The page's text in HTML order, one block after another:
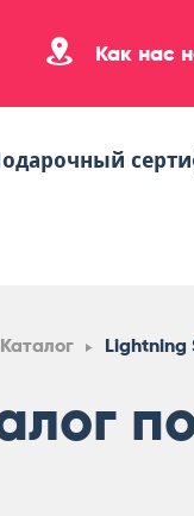
Как нас
Каталог Lightning